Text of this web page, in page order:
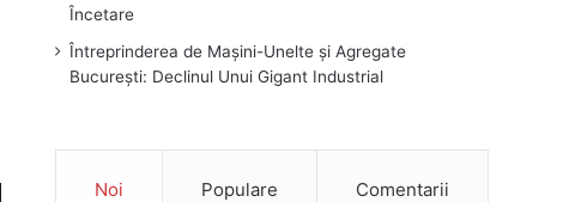
Încetare
Întreprinderea de Mașini-Unelte și Agregate
București: Declinul Unui Gigant Industrial
Noi Populare Comentarii